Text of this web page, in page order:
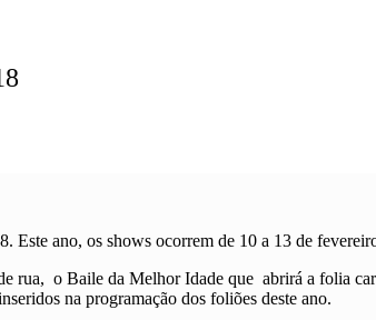
ano, os shows ocorrem de 10 a 13 de
o Baile da Melhor Idade que abrirá a folia
na programação dos foliões deste ano.